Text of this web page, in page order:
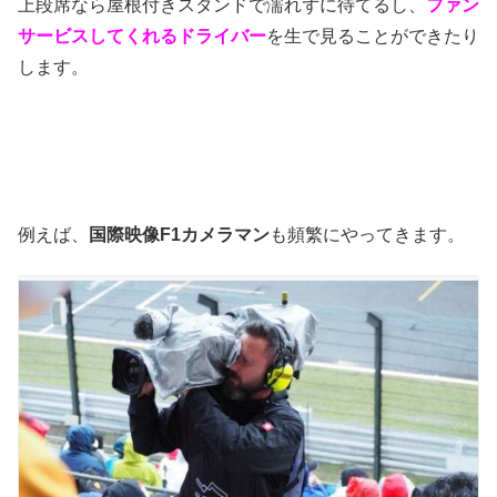
上段席なら屋根付きスタンドで濡れずに待てるし、 ファン
サービスしてくれるドライバーを生で見ることができたり
します。
例えば、 国際映像F1カメラマンも頻繁にやってきます。